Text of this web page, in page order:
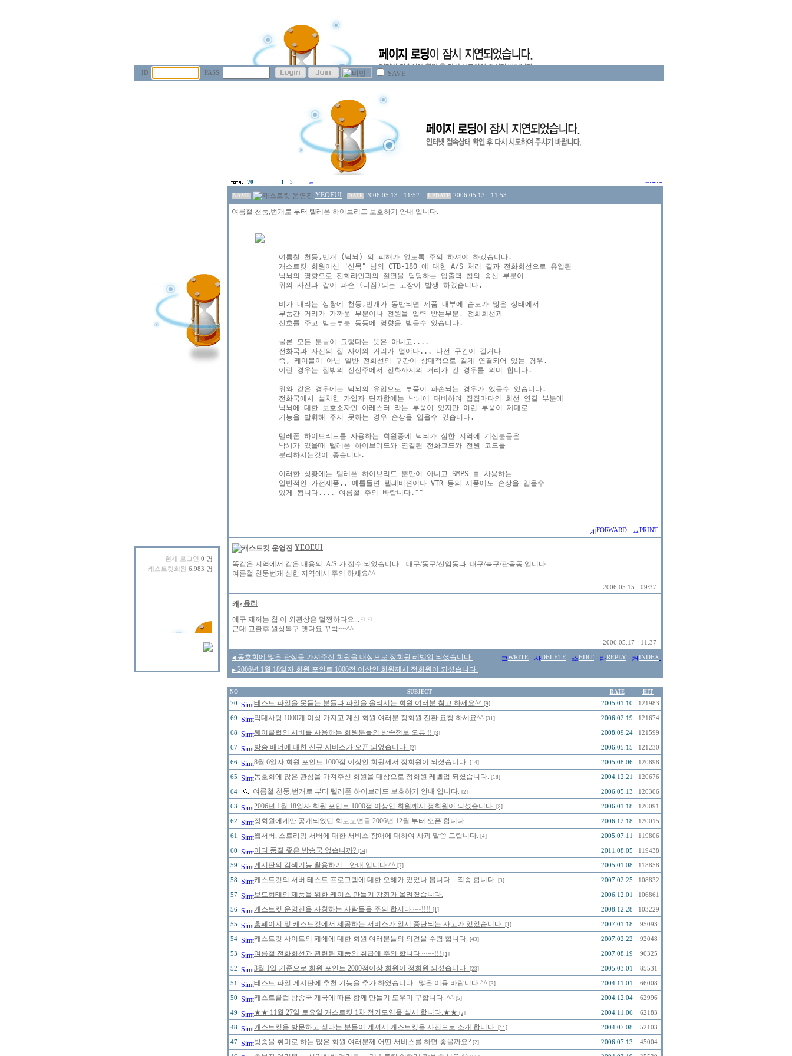
ID PASS SAVE
현재 로그인 0 명
캐스트킷회원 6,983 명
70 1 3
NAME YEOEUI DATE 2006.05.13 - 11:52 UPDATE 2006.05.13 - 11:53
여름철 천둥,번개로 부터 텔레폰 하이브리드 보호하기 안내 입니다.
여름철 천둥,번개 (낙뇌) 의 피해가 없도록 주의 하셔야 하겠습니다.
캐스트킷 회원이신 "신목" 님의 CTB-180 에 대한 A/S 처리 결과 전화회선으로 유입된
낙뇌의 영향으로 전화라인과의 절연을 담당하는 입출력 칩의 송신 부분이
위의 사진과 같이 파손 (터짐)되는 고장이 발생 하였습니다.
비가 내리는 상황에 천둥,번개가 동반되면 제품 내부에 습도가 많은 상태에서
부품간 거리가 가까운 부분이나 전원을 입력 받는부분, 전화회선과
신호를 주고 받는부분 등등에 영향을 받을수 있습니다.
물론 모든 분들이 그렇다는 뜻은 아니고....
전화국과 자신의 집 사이의 거리가 멀어나... 나선 구간이 길거나
즉, 케이블이 아닌 일반 전화선의 구간이 상대적으로 길게 연결되어 있는 경우.
이런 경우는 집밖의 전신주에서 전화까지의 거리가 긴 경우를 의미 합니다.
위와 같은 경우에는 낙뇌의 유입으로 부품이 파손되는 경우가 있을수 있습니다.
전화국에서 설치한 가입자 단자함에는 낙뇌에 대비하여 집집마다의 회선 연결 부분에
낙뇌에 대한 보호소자인 아레스터 라는 부품이 있지만 이런 부품이 제대로
기능을 발휘해 주지 못하는 경우 손상을 입을수 있습니다.
텔레폰 하이브리드를 사용하는 회원중에 낙뇌가 심한 지역에 계신분들은
낙뇌가 있을때 텔레폰 하이브리드와 연결된 전화코드와 전원 코드를
분리하시는것이 좋습니다.
이러한 상황에는 텔레폰 하이브리드 뿐만이 아니고 SMPS 를 사용하는
일반적인 가전제품.. 예를들면 텔레비젼이나 VTR 등의 제품에도 손상을 입을수
FORWARD PRINT
YEOEUI
똑같은 지역에서 같은 내용의 A/S 가 접수 되었습니다... 대구/동구/신암동과 대구/북구/관음동 입니다.
여름철 천둥번개 심한 지역에서 주의 하세요^^
2006.05.15 - 09:37
유리
에구 제꺼는 칩 이 외관상은 멀쩡하다요...ㅋㅋ
근대 교환후 원상복구 뎃다요 꾸벅~~^^
2006.05.17 - 11:37
◀ 동호회에 많은 관심을 가져주신 회원을 대상으로 정회원 레벨업 되셨습니다.
▶ 2006년 1월 18일자 회원 포인트 1000점 이상인 회원께서 정회원이 되셨습니다.
WRITE DELETE EDIT REPLY INDEX
NO SUBJECT DATE HIT
70 테스트 파일을 못듣는 분들과 파일을 올리시는 회원 여러분 참고 하세요^^ [9] 2005.01.10 121983
69 막대사탕 1000개 이상 가지고 계신 회원 여러분 정회원 전환 요청 하세요^^ [31] 2006.02.19 121674
68 쎄이클럽의 서버를 사용하는 회원분들의 방송정보 오류 !! [3] 2008.09.24 121599
67 방송 배너에 대한 신규 서비스가 오픈 되었습니다. [2] 2006.05.15 121230
66 8월 6일자 회원 포인트 1000점 이상인 회원께서 정회원이 되셨습니다. [14] 2005.08.06 120898
65 동호회에 많은 관심을 가져주신 회원을 대상으로 정회원 레벨업 되셨습니다. [18] 2004.12.21 120676
64 여름철 천둥,번개로 부터 텔레폰 하이브리드 보호하기 안내 입니다. [2] 2006.05.13 120306
63 2006년 1월 18일자 회원 포인트 1000점 이상인 회원께서 정회원이 되셨습니다. [8] 2006.01.18 120091
62 정회원에게만 공개되었던 회로도면을 2006년 12월 부터 오픈 합니다. 2006.12.18 120015
61 웹서버, 스트리밍 서버에 대한 서비스 장애에 대하여 사과 말씀 드립니다. [4] 2005.07.11 119806
60 어디 품질 좋은 방송국 없습니까? [14] 2011.08.05 119438
59 게시판의 검색기능 활용하기... 안내 입니다.^^ [7] 2005.01.08 118858
58 캐스트킷의 서버 테스트 프로그램에 대한 오해가 있었나 봅니다... 죄송 합니다. [3] 2007.02.25 108832
57 보드형태의 제품을 위한 케이스 만들기 강좌가 올려졌습니다. 2006.12.01 106861
56 캐스트킷 운영진을 사칭하는 사람들을 주의 합시다.~~!!!! [1] 2008.12.28 103229
55 홈페이지 및 캐스트킷에서 제공하는 서비스가 일시 중단되는 사고가 있었습니다. [1] 2007.01.18 95093
54 캐스트킷 사이트의 페쇄에 대한 회원 여러분들의 의견을 수렴 합니다. [43] 2007.02.22 92048
53 여름철 전화회선과 관련된 제품의 취급에 주의 합니다.~~~!!! [1] 2007.08.19 90325
52 3월 1일 기준으로 회원 포인트 2000점이상 회원이 정회원 되셨습니다. [23] 2005.03.01 85531
51 테스트 파일 게시판에 추천 기능을 추가 하였습니다.. 많은 이용 바랍니다.^^ [3] 2004.11.01 66008
50 캐스트클럽 방송국 개국에 따른 함께 만들기 도우미 구합니다. ^^ [5] 2004.12.04 62996
49 ★★ 11월 27일 토요일 캐스트킷 1차 정기모임을 실시 합니다.★★ [2] 2004.11.06 62183
48 캐스트킷을 방문하고 싶다는 분들이 계셔서 캐스트킷을 사진으로 소개 합니다. [11] 2004.07.08 52103
47 방송을 취미로 하는 많은 회원 여러분께 어떤 서비스를 하면 좋을까요? [2] 2006.07.13 45004